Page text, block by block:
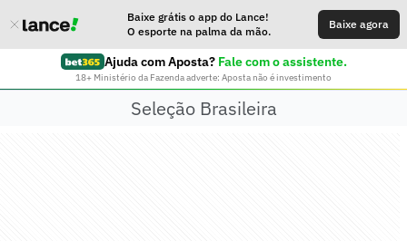
Baixe grátis o app do Lance!
O esporte na palma da mão.
Baixe agora
Ajuda com Aposta? Fale com o assistente.
18+ Ministério da Fazenda adverte: Aposta não é investimento
Seleção Brasileira